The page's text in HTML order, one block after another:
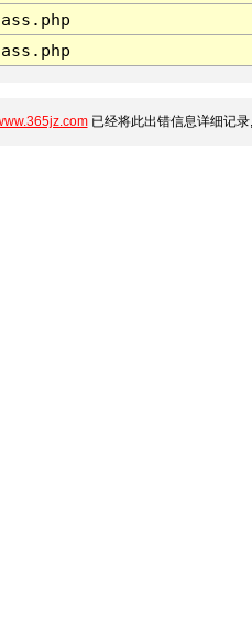
已经将此出错信息详细记